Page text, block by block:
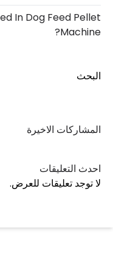
In Dog Feed Pellet
Machine?
البحث
المشاركات الاخيرة
احدث التعليقات
لا توجد تعليقات للعرض.